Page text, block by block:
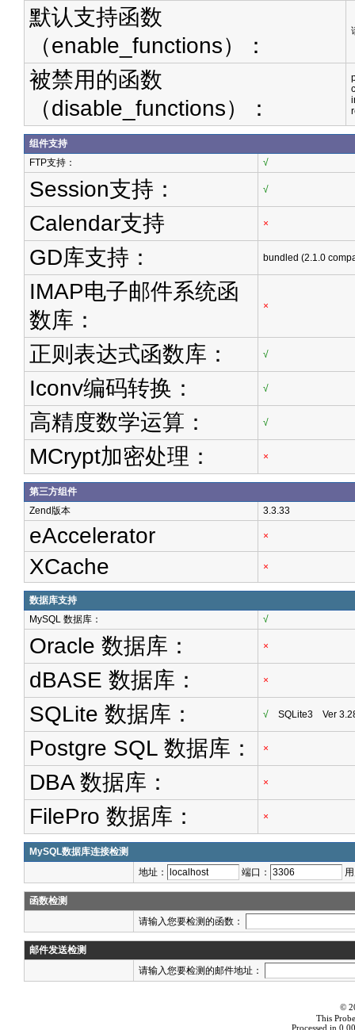
默认支持函数
（enable_functions）：
被禁用的函数
（disable_functions）：
组件支持
FTP支持：
√
Session支持： √
Calendar支持 ×
GD库支持： bundled (2.1.0
IMAP电子邮件系统函
数库：
×
正则表达式函数库： √
Iconv编码转换： √
高精度数学运算： √
MCrypt加密处理： ×
第三方组件
Zend版本
3.3.33
eAccelerator ×
XCache ×
数据库支持
MySQL 数据库：
√
Oracle 数据库： ×
dBASE 数据库： ×
SQLite 数据库： √ SQLite3 Ver
Postgre SQL 数据库： ×
DBA 数据库： ×
FilePro 数据库： ×
MySQL数据库连接检测
地址：
端口：
函数检测
请输入您要检测的函数：
邮件发送检测
请输入您要检测的邮件地址：
©
This
Processed in